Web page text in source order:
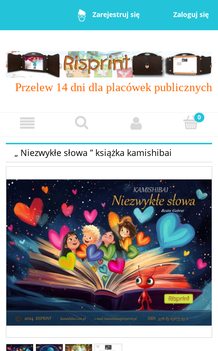
Zarejestruj się Zaloguj się
Przelew 14 dni dla placówek publicznych
„ Niezwykłe słowa ” książka kamishibai